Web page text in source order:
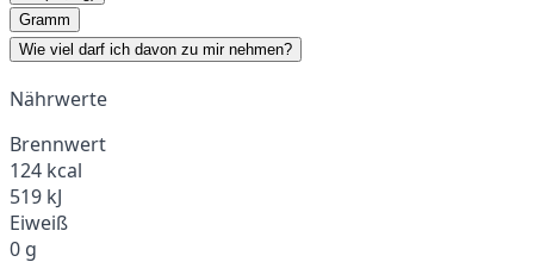
Gramm
Wie viel darf ich davon zu mir nehmen?
Nährwerte
Brennwert
124 kcal
519 kJ
Eiweiß
0 g